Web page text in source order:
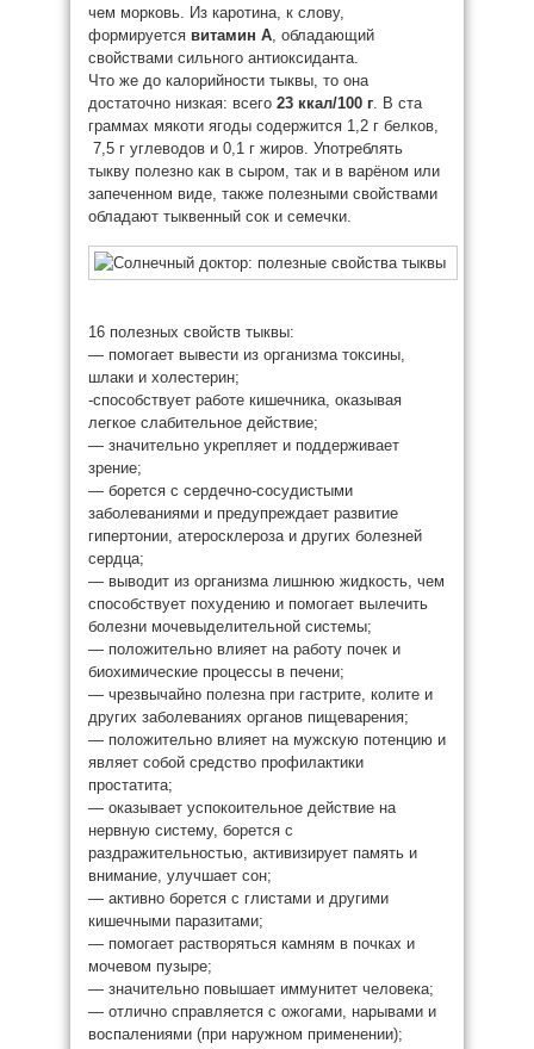
чем морковь. Из каротина, к слову,
формируется витамин А, обладающий
свойствами сильного антиоксиданта.
Что же до калорийности тыквы, то она
достаточно низкая: всего 23 ккал/100 г. В ста
граммах мякоти ягоды содержится 1,2 г белков,
7,5 г углеводов и 0,1 г жиров. Употреблять
тыкву полезно как в сыром, так и в варёном или
запеченном виде, также полезными свойствами
обладают тыквенный сок и семечки.
16 полезных свойств тыквы:
— помогает вывести из организма токсины,
шлаки и холестерин;
-способствует работе кишечника, оказывая
легкое слабительное действие;
— значительно укрепляет и поддерживает
зрение;
— борется с сердечно-сосудистыми
заболеваниями и предупреждает развитие
гипертонии, атеросклероза и других болезней
сердца;
— выводит из организма лишнюю жидкость, чем
способствует похудению и помогает вылечить
болезни мочевыделительной системы;
— положительно влияет на работу почек и
биохимические процессы в печени;
— чрезвычайно полезна при гастрите, колите и
других заболеваниях органов пищеварения;
— положительно влияет на мужскую потенцию и
являет собой средство профилактики
простатита;
— оказывает успокоительное действие на
нервную систему, борется с
раздражительностью, активизирует память и
внимание, улучшает сон;
— активно борется с глистами и другими
кишечными паразитами;
— помогает растворяться камням в почках и
мочевом пузыре;
— значительно повышает иммунитет человека;
— отлично справляется с ожогами, нарывами и
воспалениями (при наружном применении);